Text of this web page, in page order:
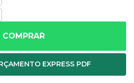
COMPRAR